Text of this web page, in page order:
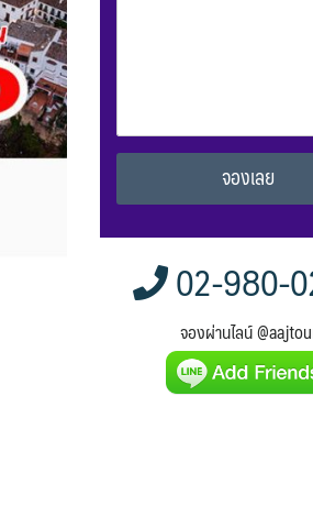
Alternative:
02-980-
จองผ่านไลน์